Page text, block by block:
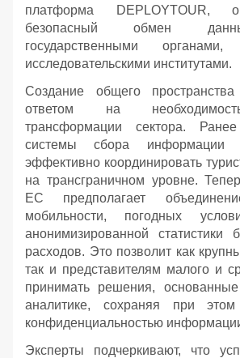
платформа DEPLOYTOUR,
безопасный обмен
государственными
исследовательскими институтами.
Создание общего
ответом на
трансформации сектора.
системы сбора информации
эффективно координировать
на трансграничном уровне.
ЕС предполагает
мобильности, погодных
анонимизированной статистики
расходов. Это позволит как
так и представителям малого и
принимать решения,
аналитике, сохраняя при
конфиденциальностью
Эксперты подчеркивают, что